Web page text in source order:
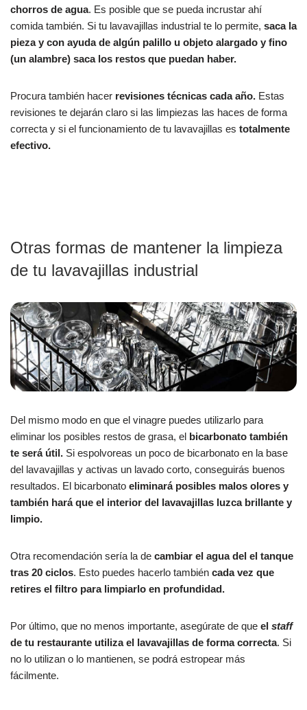
chorros de agua. Es posible que se pueda incrustar ahí
comida también. Si tu lavavajillas industrial te lo permite, saca la
pieza y con ayuda de algún palillo u objeto alargado y fino
(un alambre) saca los restos que puedan haber.
Procura también hacer revisiones técnicas cada año. Estas
revisiones te dejarán claro si las limpiezas las haces de forma
correcta y si el funcionamiento de tu lavavajillas es totalmente
efectivo.
Otras formas de mantener la limpieza
de tu lavavajillas industrial
Del mismo modo en que el vinagre puedes utilizarlo para
eliminar los posibles restos de grasa, el bicarbonato también
te será útil. Si espolvoreas un poco de bicarbonato en la base
del lavavajillas y activas un lavado corto, conseguirás buenos
resultados. El bicarbonato eliminará posibles malos olores y
también hará que el interior del lavavajillas luzca brillante y
limpio.
Otra recomendación sería la de cambiar el agua del el tanque
tras 20 ciclos. Esto puedes hacerlo también cada vez que
retires el filtro para limpiarlo en profundidad.
Por último, que no menos importante, asegúrate de que el staff
de tu restaurante utiliza el lavavajillas de forma correcta. Si
no lo utilizan o lo mantienen, se podrá estropear más
fácilmente.